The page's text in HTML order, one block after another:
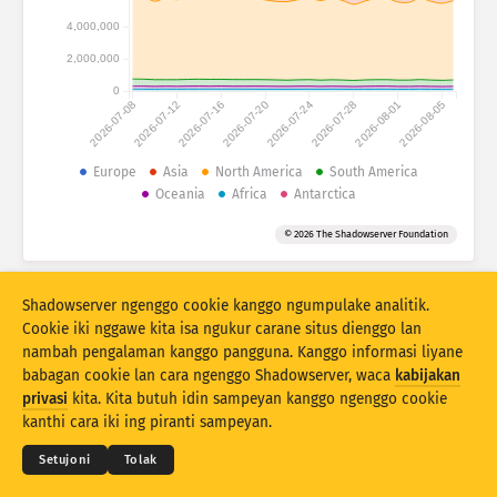
Tumpang tindih
Anyari Reset
Undhuh minangka PNG
2026-07-082026-07-122026-07-162026-07-202026-07-242026-07-282026-08-012026-08-05
0
2,000,000
4,000,000
Europe Asia North America
South America
Oceania
Africa Antarctica
© 2026 The Shadowserver Foundation
© 2026THE SHADOWSERVER FOUNDATION
Sarat & Katentuan
Kontak Kita Kredit
Shadowserver ngenggo cookie kanggo ngumpulake analitik.
Cookie iki nggawe kita isa ngukur carane situs dienggo lan
nambah pengalaman kanggo pangguna. Kanggo informasi liyane
babagan cookie lan cara ngenggo Shadowserver, waca kabijakan
privasi kita. Kita butuh idin sampeyan kanggo ngenggo cookie
kanthi cara iki ing piranti sampeyan.
Setujoni Tolak